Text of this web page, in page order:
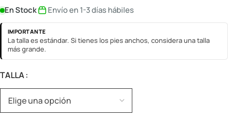
En Stock Envío en 1-3 días hábiles
IMPORTANTE
La talla es estándar. Si tienes los pies anchos, considera una talla
más grande.
TALLA